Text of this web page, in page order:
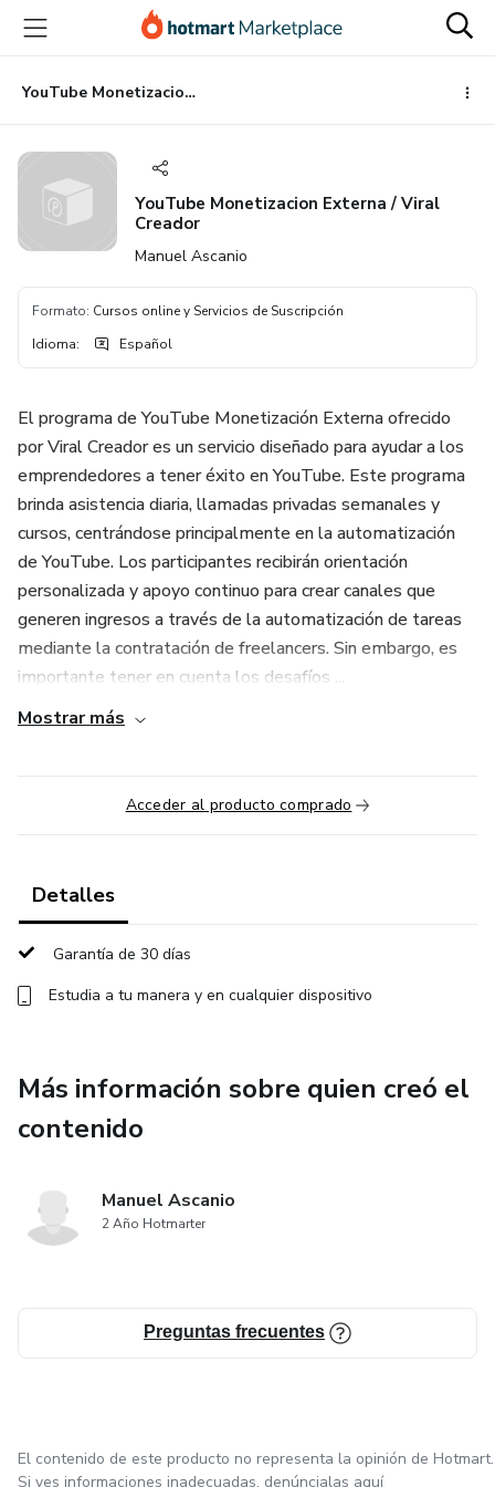
principal
página
de
página
YouTube Monetizacion Externa / Viral Creador
YouTube Monetizacion Externa / Viral
Creador
Manuel Ascanio
Formato: Cursos online y Servicios de Suscripción
Idioma: Español
El programa de YouTube Monetización Externa ofrecido
por Viral Creador es un servicio diseñado para ayudar a los
emprendedores a tener éxito en YouTube. Este programa
brinda asistencia diaria, llamadas privadas semanales y
cursos, centrándose principalmente en la automatización
de YouTube. Los participantes recibirán orientación
personalizada y apoyo continuo para crear canales que
generen ingresos a través de la automatización de tareas
mediante la contratación de freelancers. Sin embargo, es
importante tener en cuenta los desafíos ...
Mostrar más
Acceder al producto comprado
Detalles
Garantía de 30 días
Estudia a tu manera y en cualquier dispositivo
Más información sobre quien creó el
contenido
Manuel Ascanio
2 Año Hotmarter
Preguntas frecuentes
El contenido de este producto no representa la opinión de Hotmart.
Si ves informaciones inadecuadas, denúncialas aquí